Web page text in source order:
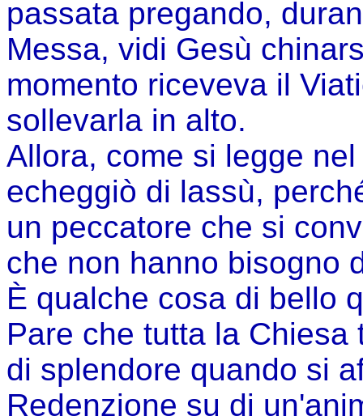
passata pregando,
Messa, vidi Gesù
momento riceveva il
sollevarla in alto.
Allora, come si legge
echeggiò di lassù,
un peccatore che si
che non hanno bisogno
È qualche cosa di bello
Pare che tutta la
di splendore quando si
Redenzione su di